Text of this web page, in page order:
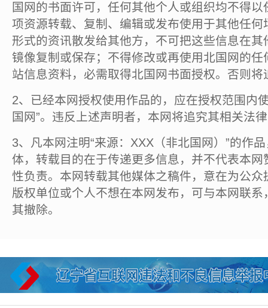
国网的书面许可，任何其他个人或组织均不得
项资源转载、复制、编辑或发布使用于其他任
形式的资讯散发给其他方，不可把这些信息在
镜像复制或保存；不得修改或再使用北国网的
站信息资料，必需取得北国网书面授权。否则将
2、已经本网授权使用作品的，应在授权范围内
国网”。违反上述声明者，本网将追究其相关法
3、凡本网注明“来源：XXX（非北国网）”的作
体，转载目的在于传递更多信息，并不代表本
性负责。本网转载其他媒体之稿件，意在为公
版权单位或个人不想在本网发布，可与本网联
其撤除。